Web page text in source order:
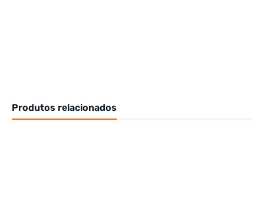
Produtos relacionados